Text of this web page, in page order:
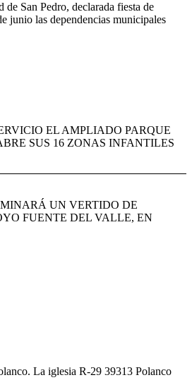
San Pedro, declarada fiesta de
junio las dependencias municipales
EL AMPLIADO PARQUE
SUS 16 ZONAS INFANTILES
UN VERTIDO DE
FUENTE DEL VALLE, EN
La iglesia R-29 39313 Polanco